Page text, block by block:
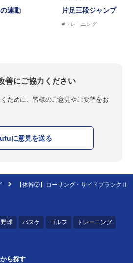
連動 片足三段ジャンプ
#トレーニング
善にご協力ください
ために、皆様のご意見やご要望をお
に意見を送る
【体幹②】ローリング・サイドプランクⅡ
野球 バスケ ゴルフ トレーニング
ら探す